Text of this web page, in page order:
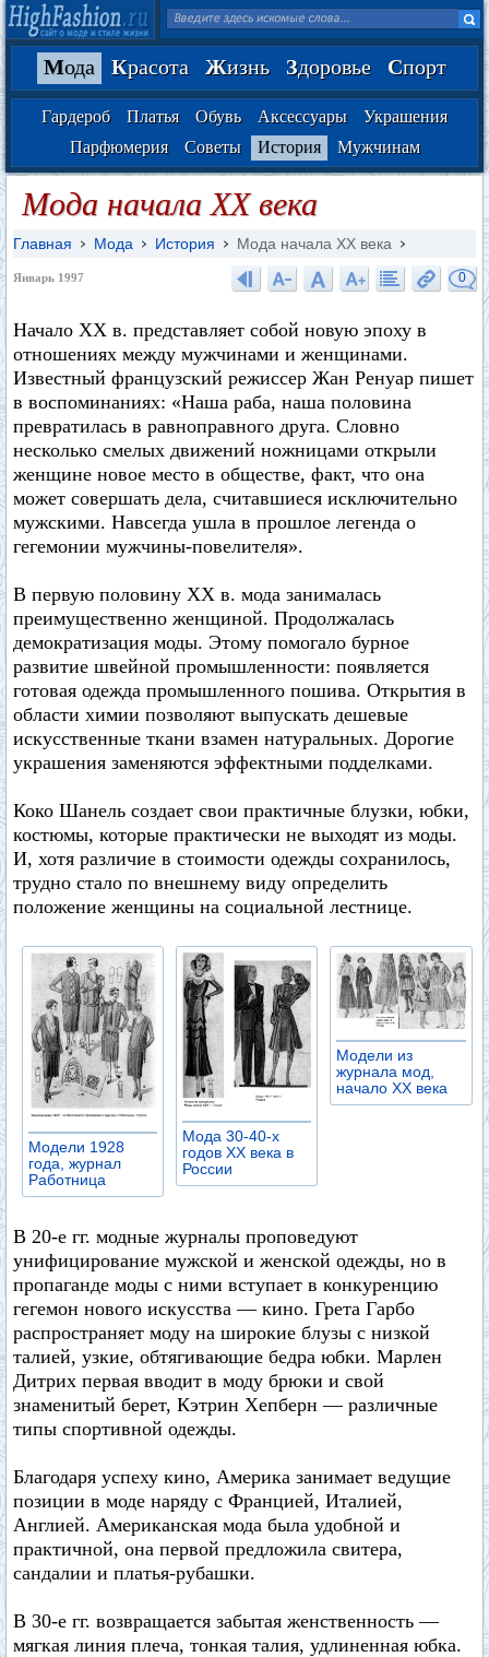
Мода Красота Жизнь Здоровье Спорт
Гардероб Платья Обувь Аксессуары
Украшения
Парфюмерия
Советы История Мужчинам
Мода начала XX века
Главная Мода История Мода начала XX века
Январь 1997 0
Начало XX в. представляет собой новую эпоху в
отношениях между мужчинами и женщинами.
Известный французский режиссер Жан Ренуар пишет
в воспоминаниях: «Наша раба, наша половина
превратилась в равноправного друга. Словно
несколько смелых движений ножницами открыли
женщине новое место в обществе, факт, что она
может совершать дела, считавшиеся исключительно
мужскими. Навсегда ушла в прошлое легенда о
гегемонии мужчины-повелителя».
В первую половину XX в. мода занималась
преимущественно женщиной. Продолжалась
демократизация моды. Этому помогало бурное
развитие швейной промышленности: появляется
готовая одежда промышленного пошива. Открытия в
области химии позволяют выпускать дешевые
искусственные ткани взамен натуральных. Дорогие
украшения заменяются эффектными подделками.
Коко Шанель создает свои практичные блузки, юбки,
костюмы, которые практически не выходят из моды.
И, хотя различие в стоимости одежды сохранилось,
трудно стало по внешнему виду определить
положение женщины на социальной лестнице.
Модели 1928
года, журнал
Работница
Мода 30-40-х
годов XX века в
России
Модели из
журнала мод,
начало XX века
В 20-е гг. модные журналы проповедуют
унифицирование мужской и женской одежды, но в
пропаганде моды с ними вступает в конкуренцию
гегемон нового искусства — кино. Грета Гарбо
распространяет моду на широкие блузы с низкой
талией, узкие, обтягивающие бедра юбки. Марлен
Дитрих первая вводит в моду брюки и свой
знаменитый берет, Кэтрин Хепберн — различные
типы спортивной одежды.
Благодаря успеху кино, Америка занимает ведущие
позиции в моде наряду с Францией, Италией,
Англией. Американская мода была удобной и
практичной, она первой предложила свитера,
сандалии и платья-рубашки.
В 30-е гг. возвращается забытая женственность —
мягкая линия плеча, тонкая талия, удлиненная юбка.